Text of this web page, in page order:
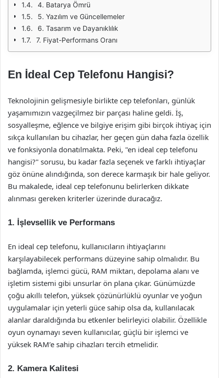
4. Batarya Ömrü
5. Yazılım ve Güncellemeler
6. Tasarım ve Dayanıklılık
7. Fiyat-Performans Oranı
En İdeal Cep Telefonu Hangisi?
Teknolojinin gelişmesiyle birlikte cep telefonları, günlük
yaşamımızın vazgeçilmez bir parçası haline geldi. İş,
sosyalleşme, eğlence ve bilgiye erişim gibi birçok ihtiyaç için
sıkça kullanılan bu cihazlar, her geçen gün daha fazla özellik
ve fonksiyonla donatılmakta. Peki, "en ideal cep telefonu
hangisi?" sorusu, bu kadar fazla seçenek ve farklı ihtiyaçlar
göz önüne alındığında, son derece karmaşık bir hale geliyor.
Bu makalede, ideal cep telefonunu belirlerken dikkate
alınması gereken kriterler üzerinde duracağız.
1. İşlevsellik ve Performans
En ideal cep telefonu, kullanıcıların ihtiyaçlarını
karşılayabilecek performans düzeyine sahip olmalıdır. Bu
bağlamda, işlemci gücü, RAM miktarı, depolama alanı ve
işletim sistemi gibi unsurlar ön plana çıkar. Günümüzde
çoğu akıllı telefon, yüksek çözünürlüklü oyunlar ve yoğun
uygulamalar için yeterli güce sahip olsa da, kullanılacak
alanlar daraldığında bu etkenler belirleyici olabilir. Özellikle
oyun oynamayı seven kullanıcılar, güçlü bir işlemci ve
yüksek RAM’e sahip cihazları tercih etmelidir.
2. Kamera Kalitesi